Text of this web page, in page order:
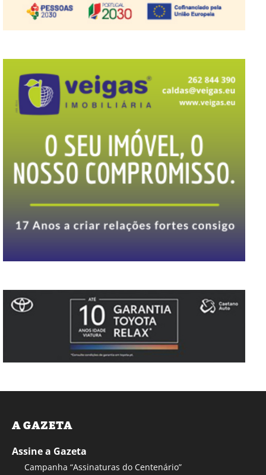
A GAZETA
Assine a Gazeta
Campanha “Assinaturas do Centenário”